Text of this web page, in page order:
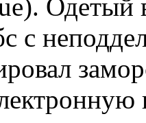
Одетый
с